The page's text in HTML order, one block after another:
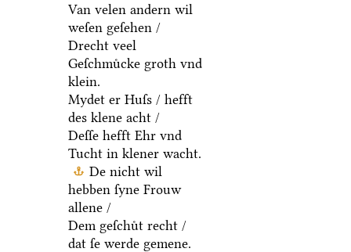
Van velen andern wil
weſen geſehen /
Drecht veel
Geſchmuͤcke groth vnd
klein.
Mydet er Huſs / hefft
des klene acht /
Deſſe hefft Ehr vnd
Tucht in klener wacht.
De nicht wil
hebben ſyne Frouw
allene /
Dem geſchuͤt recht /
dat ſe werde gemene.